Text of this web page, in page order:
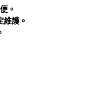
。
維護。